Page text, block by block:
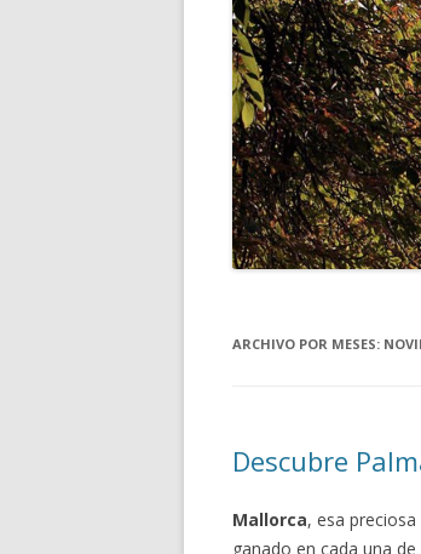
ARCHIVO POR MESES:
Descubre
Mallorca, esa
ganado en cada una